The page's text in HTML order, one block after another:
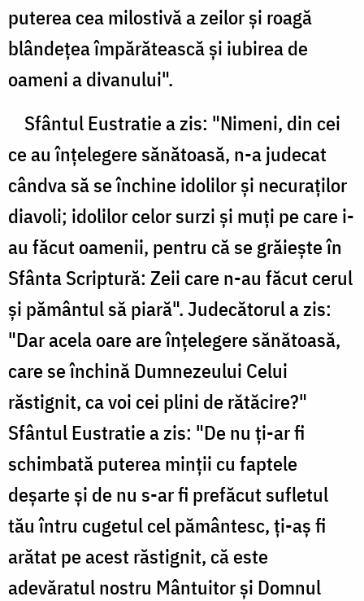
puterea cea milostivă a zeilor şi roagă
blândeţea împărătească şi iubirea de
oameni a divanului".
Sfântul Eustratie a zis: "Nimeni, din cei
ce au înţelegere sănătoasă, n-a judecat
cândva să se închine idolilor şi necuraţilor
diavoli; idolilor celor surzi şi muţi pe care i-
au făcut oamenii, pentru că se grăieşte în
Sfânta Scriptură: Zeii care n-au făcut cerul
şi pământul să piară". Judecătorul a zis:
"Dar acela oare are înţelegere sănătoasă,
care se închină Dumnezeului Celui
răstignit, ca voi cei plini de rătăcire?"
Sfântul Eustratie a zis: "De nu ţi-ar fi
schimbată puterea minţii cu faptele
deşarte şi de nu s-ar fi prefăcut sufletul
tău întru cugetul cel pământesc, ţi-aş fi
arătat pe acest răstignit, că este
adevăratul nostru Mântuitor şi Domnul